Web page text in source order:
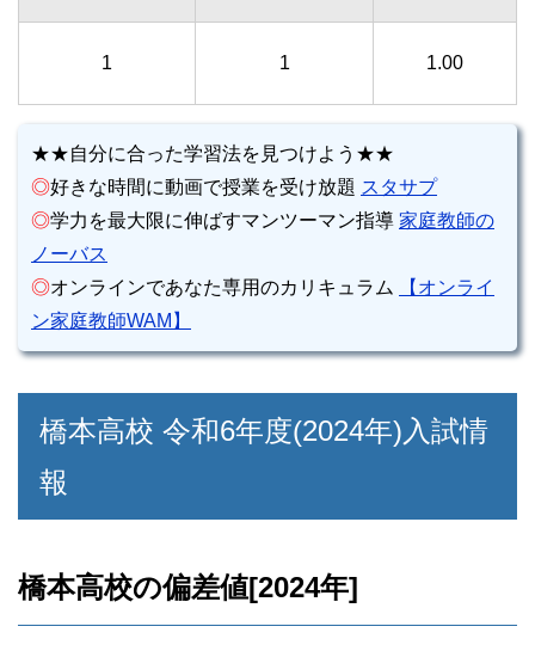
1 1 1.00
★★自分に合った学習法を見つけよう★★
◎好きな時間に動画で授業を受け放題 スタサプ
◎学力を最大限に伸ばすマンツーマン指導 家庭教師の
ノーバス
◎オンラインであなた専用のカリキュラム
【オンライ
ン家庭教師WAM】
橋本高校 令和6年度(2024年)入試情
報
橋本高校の偏差値[2024年]